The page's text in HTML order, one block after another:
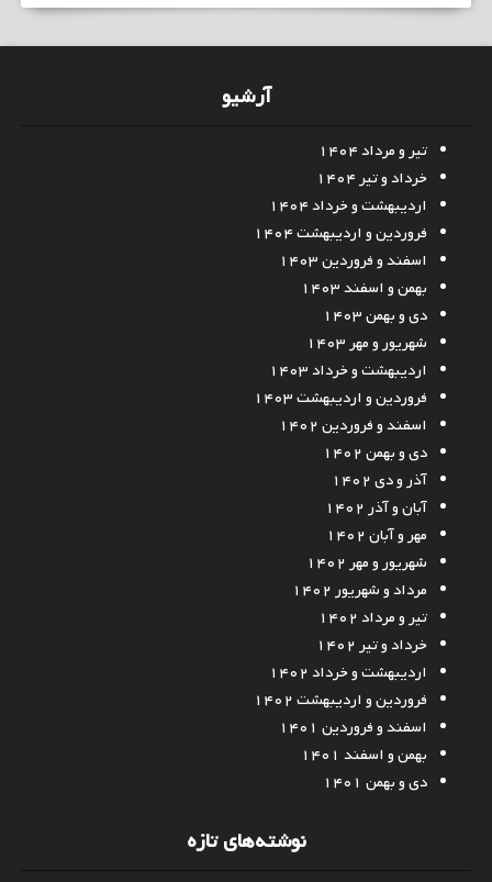
آرشیو
تیر و مرداد ۱۴۰۴
خرداد و تیر ۱۴۰۴
اردیبهشت و خرداد ۱۴۰۴
فروردین و اردیبهشت ۱۴۰۴
اسفند و فروردین ۱۴۰۳
بهمن و اسفند ۱۴۰۳
دی و بهمن ۱۴۰۳
شهریور و مهر ۱۴۰۳
اردیبهشت و خرداد ۱۴۰۳
فروردین و اردیبهشت ۱۴۰۳
اسفند و فروردین ۱۴۰۲
دی و بهمن ۱۴۰۲
آذر و دی ۱۴۰۲
آبان و آذر ۱۴۰۲
مهر و آبان ۱۴۰۲
شهریور و مهر ۱۴۰۲
مرداد و شهریور ۱۴۰۲
تیر و مرداد ۱۴۰۲
خرداد و تیر ۱۴۰۲
اردیبهشت و خرداد ۱۴۰۲
فروردین و اردیبهشت ۱۴۰۲
اسفند و فروردین ۱۴۰۱
بهمن و اسفند ۱۴۰۱
دی و بهمن ۱۴۰۱
نوشته‌های تازه